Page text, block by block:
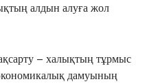
алдын алуға жол
– халықтың тұрмыс
дамуының